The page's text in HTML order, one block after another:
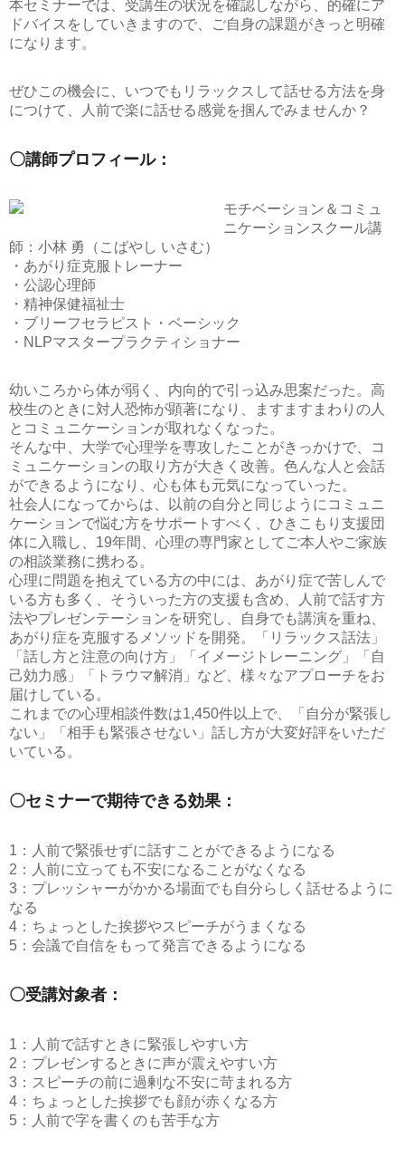
本セミナーでは、受講生の状況を確認しながら、的確にア
ドバイスをしていきますので、ご自身の課題がきっと明確
になります。
ぜひこの機会に、いつでもリラックスして話せる方法を身
につけて、人前で楽に話せる感覚を掴んでみませんか？
〇講師プロフィール：
モチベーション＆コミュ
ニケーションスクール講
師：小林 勇（こばやし いさむ）
・あがり症克服トレーナー
・公認心理師
・精神保健福祉士
・ブリーフセラピスト・ベーシック
・NLPマスタープラクティショナー
幼いころから体が弱く、内向的で引っ込み思案だった。高
校生のときに対人恐怖が顕著になり、ますますまわりの人
とコミュニケーションが取れなくなった。
そんな中、大学で心理学を専攻したことがきっかけで、コ
ミュニケーションの取り方が大きく改善。色んな人と会話
ができるようになり、心も体も元気になっていった。
社会人になってからは、以前の自分と同じようにコミュニ
ケーションで悩む方をサポートすべく、ひきこもり支援団
体に入職し、19年間、心理の専門家としてご本人やご家族
の相談業務に携わる。
心理に問題を抱えている方の中には、あがり症で苦しんで
いる方も多く、そういった方の支援も含め、人前で話す方
法やプレゼンテーションを研究し、自身でも講演を重ね、
あがり症を克服するメソッドを開発。「リラックス話法」
「話し方と注意の向け方」「イメージトレーニング」「自
己効力感」「トラウマ解消」など、様々なアプローチをお
届けしている。
これまでの心理相談件数は1,450件以上で、「自分が緊張し
ない」「相手も緊張させない」話し方が大変好評をいただ
いている。
〇セミナーで期待できる効果：
1：人前で緊張せずに話すことができるようになる
2：人前に立っても不安になることがなくなる
3：プレッシャーがかかる場面でも自分らしく話せるように
なる
4：ちょっとした挨拶やスピーチがうまくなる
5：会議で自信をもって発言できるようになる
〇受講対象者：
1：人前で話すときに緊張しやすい方
2：プレゼンするときに声が震えやすい方
3：スピーチの前に過剰な不安に苛まれる方
4：ちょっとした挨拶でも顔が赤くなる方
5：人前で字を書くのも苦手な方